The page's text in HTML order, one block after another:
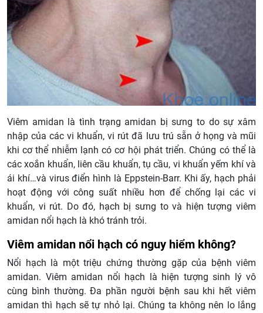
Viêm amidan là tình trạng amidan bị sưng to do sự xâm
nhập của các vi khuẩn, vi rút đã lưu trú sẵn ở họng và mũi
khi cơ thể nhiễm lạnh có cơ hội phát triển. Chúng có thể là
các xoắn khuẩn, liên cầu khuẩn, tụ cầu, vi khuẩn yếm khí và
ái khí…và virus điển hình là Eppstein-Barr. Khi ấy, hạch phải
hoạt động với công suất nhiều hơn để chống lại các vi
khuẩn, vi rút. Do đó, hạch bị sưng to và hiện tượng viêm
amidan nổi hạch là khó tránh trỏi.
Viêm amidan nổi hạch có nguy hiểm không?
Nổi hạch là một triệu chứng thường gặp của bệnh viêm
amidan. Viêm amidan nổi hạch là hiện tượng sinh lý vô
cùng bình thường. Đa phần người bệnh sau khi hết viêm
amidan thì hạch sẽ tự nhỏ lại. Chúng ta không nên lo lắng